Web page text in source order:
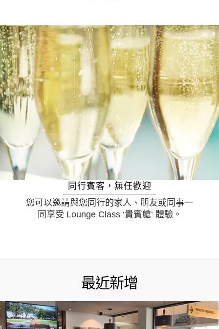
同行賓客，無任歡迎
您可以邀請與您同行的家人、朋友或同事一
同享受 Lounge Class ‘貴賓艙‘ 體驗。
最近新增